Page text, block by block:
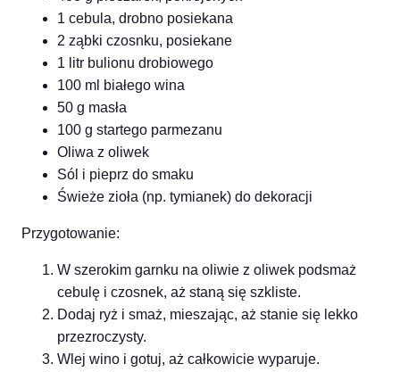
1 cebula, drobno posiekana
2 ząbki czosnku, posiekane
1 litr bulionu drobiowego
100 ml białego wina
50 g masła
100 g startego parmezanu
Oliwa z oliwek
Sól i pieprz do smaku
Świeże zioła (np. tymianek) do dekoracji
Przygotowanie:
W szerokim garnku na oliwie z oliwek podsmaż
cebulę i czosnek, aż staną się szkliste.
Dodaj ryż i smaż, mieszając, aż stanie się lekko
przezroczysty.
Wlej wino i gotuj, aż całkowicie wyparuje.